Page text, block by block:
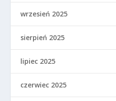
wrzesień 2025
sierpień 2025
lipiec 2025
czerwiec 2025